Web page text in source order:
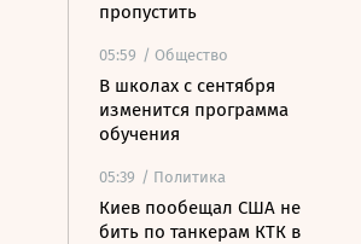
пропустить
05:59 / Общество
В школах с сентября
изменится программа
обучения
05:39 / Политика
Киев пообещал США не
бить по танкерам КТК в